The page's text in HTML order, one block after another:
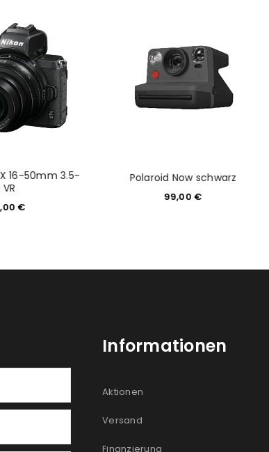
16-50mm 3.5-
€
Polaroid Now schwarz
99,00€
Informationen
Aktionen
Versand
Finanzierung